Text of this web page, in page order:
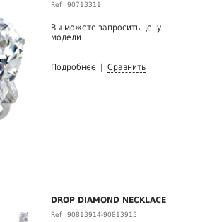
Ref.: 90713311
Вы можете запросить цену
модели
Подробнее Сравнить
DROP DIAMOND NECKLACE
Ref.: 90813914-90813915